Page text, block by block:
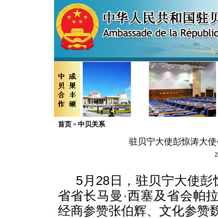
首页 > 中贝关系
驻贝宁大使彭惊涛大
5月28日，驻贝宁大使彭
省省长马曼·西塞及省会帕
经商参赞张伯辉、文化参赞